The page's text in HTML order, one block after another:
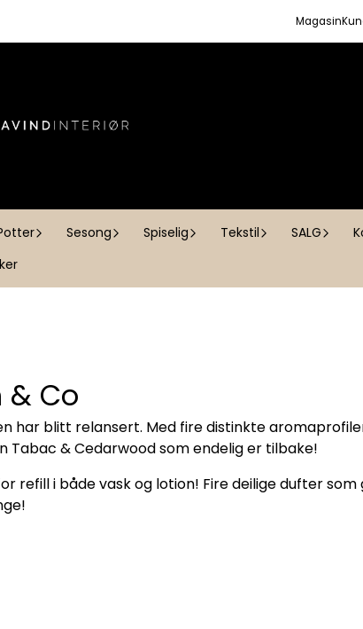
Magasin
Sesong Spiselig Tekstil SALG
& Co
har blitt relansert. Med fire distinkte
& Cedarwood som endelig er tilbake!
i både vask og lotion! Fire deilige dufter som